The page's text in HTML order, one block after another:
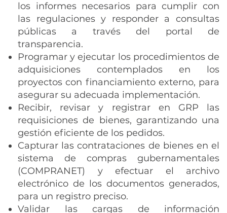
los informes necesarios para cumplir con
las regulaciones y responder a consultas
públicas a través del portal de
transparencia.
Programar y ejecutar los procedimientos de
adquisiciones contemplados en los
proyectos con financiamiento externo, para
asegurar su adecuada implementación.
Recibir, revisar y registrar en GRP las
requisiciones de bienes, garantizando una
gestión eficiente de los pedidos.
Capturar las contrataciones de bienes en el
sistema de compras gubernamentales
(COMPRANET) y efectuar el archivo
electrónico de los documentos generados,
para un registro preciso.
Validar las cargas de información